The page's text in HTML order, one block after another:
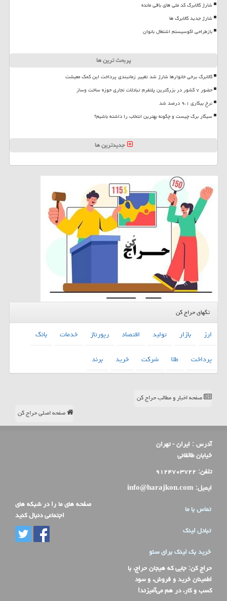
شارژ کالابرگ کد ملی های باقی مانده
شارژ جدید کالابرگ ها
بازطراحی اکوسیستم اشتغال بانوان
پربحث ترین ها
کالابرگ برخی خانوارها شارژ شد تغییر زمانبندی پرداخت این کمک معیشت
حضور ۷ کشور در بزرگترین پلتفرم تبادلات تجاری حوزه ساخت وساز
نرخ بیکاری ۹،۱ درصد شد
سیگار برگ چیست و چگونه بهترین انتخاب را داشته باشیم؟
جدیدترین ها
تگهای حراج کن
ارز بازار تولید اقتصاد رپورتاژ خدمات
بانك
پرداخت
طلا شركت خرید برند
صفحه اخبار و مطالب حراج کن
صفحه اصلی حراج کن
آدرس : ایران - تهران
خیابان طالقانی
تلفن: ۹۱۲۴۷۰۳۷۲۲
ایمیل: info@harajkon.com
تماس با ما
تبادل لینک
خرید بک لینک برای سئو
حراج کن: جایی که هیجان حراج، با
اطمینان خرید و فروش، و سود
کسب و کار، در هم می‌آمیزند!
صفحه های ما را در شبکه های
اجتماعی دنبال کنید